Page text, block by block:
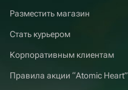
Разместить магазин
Стать курьером
Корпоративным клиентам
Правила акции “Atomic Heart”